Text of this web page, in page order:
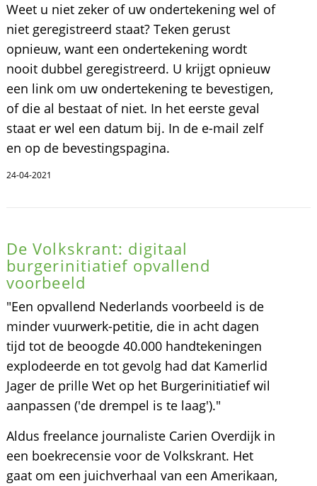
Weet u niet zeker of uw ondertekening wel of
niet geregistreerd staat? Teken gerust
opnieuw, want een ondertekening wordt
nooit dubbel geregistreerd. U krijgt opnieuw
een link om uw ondertekening te bevestigen,
of die al bestaat of niet. In het eerste geval
staat er wel een datum bij. In de e-mail zelf
en op de bevestingspagina.
24-04-2021
De Volkskrant: digitaal
burgerinitiatief opvallend
voorbeeld
"Een opvallend Nederlands voorbeeld is de
minder vuurwerk-petitie, die in acht dagen
tijd tot de beoogde 40.000 handtekeningen
explodeerde en tot gevolg had dat Kamerlid
Jager de prille Wet op het Burgerinitiatief wil
aanpassen ('de drempel is te laag')."
Aldus freelance journaliste Carien Overdijk in
een boekrecensie voor de Volkskrant. Het
gaat om een juichverhaal van een Amerikaan,